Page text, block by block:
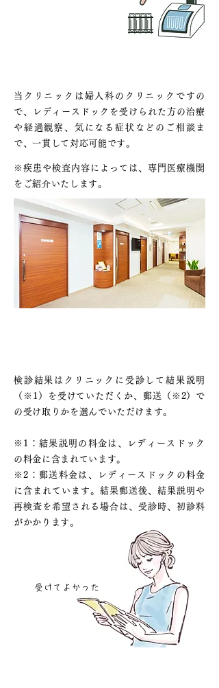
当クリニックは婦人科のクリニックですの
で、レディースドックを受けられた方の治療
や経過観察、気になる症状などのご相談ま
で、一貫して対応可能です。
※疾患や検査内容によっては、専門医療機関
をご紹介いたします。
検診結果はクリニックに受診して結果説明
（※1）を受けていただくか、郵送（※2）で
の受け取りかを選んでいただけます。
※1：結果説明の料金は、レディースドック
の料金に含まれています。
※2：郵送料金は、レディースドックの料金
に含まれています。結果郵送後、結果説明や
再検査を希望される場合は、受診時、初診料
がかかります。
受けてよかった